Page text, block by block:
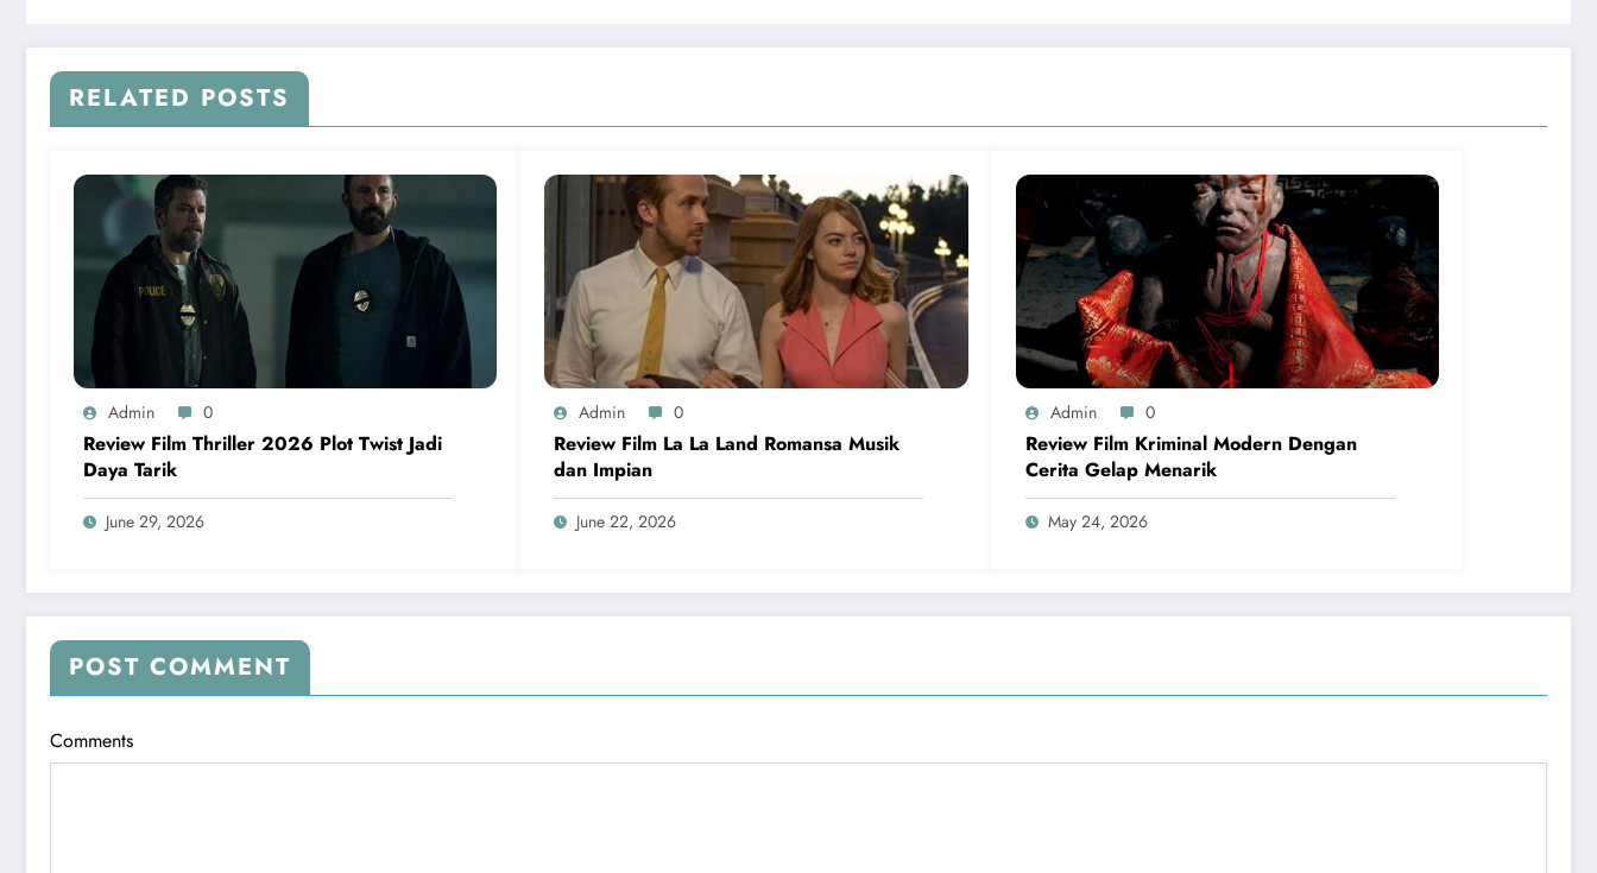
RELATED POSTS
Admin 0
Review Film Thriller 2026 Plot Twist Jadi
Daya Tarik
June 29, 2026
Admin 0
Review Film La La Land Romansa Musik
dan Impian
June 22, 2026
Admin 0
Review Film Kriminal Modern Dengan
Cerita Gelap Menarik
May 24, 2026
POST COMMENT
Comments